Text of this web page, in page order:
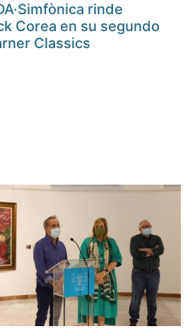
rinde
Corea en su segundo
Classics